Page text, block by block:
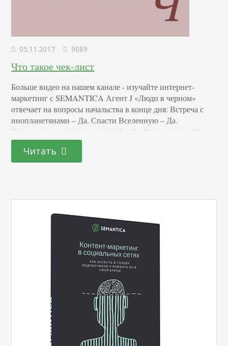
05.11.2017 9089
Что такое чек-лист
Больше видео на нашем канале - изучайте интернет-
маркетинг с SEMANTICA Агент J «Люди в черном»
отвечает на вопросы начальства в конце дня: Встреча с
инопланетянами – Да. Спасти Вселенную – Да.
Применение стирателя памяти? – Да. И так далее – 20
вопросов по списку. Ответ на каждый вопрос –
положительный. Зачит, агент J с работой справился и
подтверждает свое право…
Читать